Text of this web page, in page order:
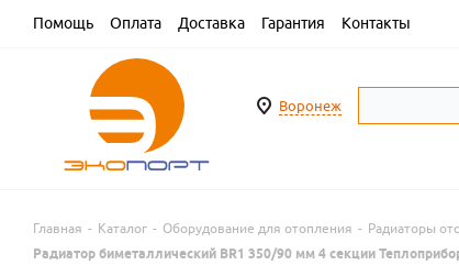
Помощь Оплата Доставка Гарантия Контакты
Воронеж
Главная - Каталог - Оборудование для отопления - Радиаторы
Радиатор биметаллический BR1 350/90 мм 4 секции